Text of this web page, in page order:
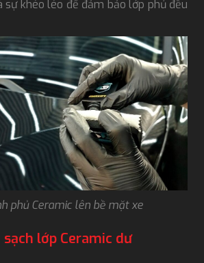
sự khéo léo để đảm bảo lớp phủ đều
phủ Ceramic lên bề mặt xe
sạch lớp Ceramic dư